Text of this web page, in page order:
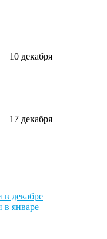
10 декабря
17 декабря
декабре
январе